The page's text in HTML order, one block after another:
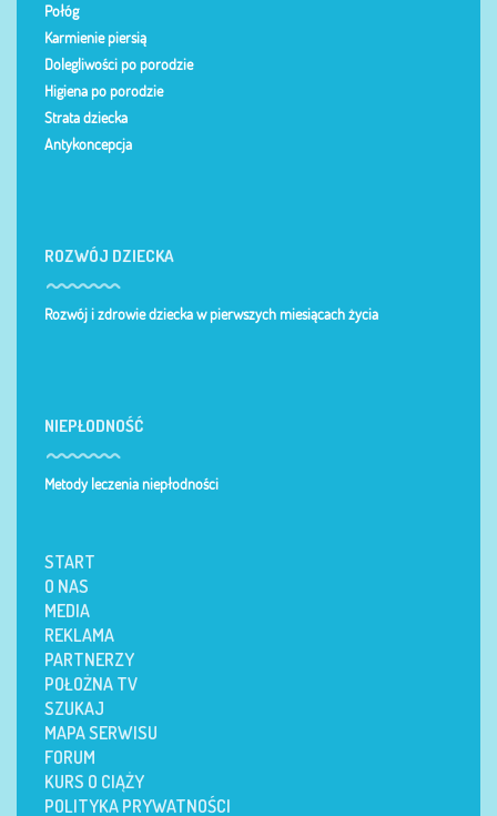
Połóg
Karmienie piersią
Dolegliwości po porodzie
Higiena po porodzie
Strata dziecka
Antykoncepcja
ROZWÓJ DZIECKA
Rozwój i zdrowie dziecka w pierwszych miesiącach życia
NIEPŁODNOŚĆ
Metody leczenia niepłodności
START
O NAS
MEDIA
REKLAMA
PARTNERZY
POŁOŻNA TV
SZUKAJ
MAPA SERWISU
FORUM
KURS O CIĄŻY
POLITYKA PRYWATNOŚCI